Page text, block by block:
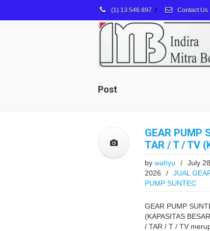
(1) 13 546 897 / Contact Us
Post
GEAR PUMP
TAR / T / TV
by wahyu /
July 28,
2026
/
JUAL
PUMP SUNTEC
GEAR PUMP
(KAPASITAS
/ TAR / T / TV